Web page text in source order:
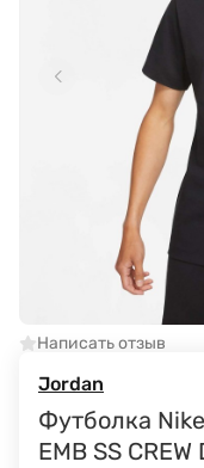
Написать отзыв
Jordan
Футболка
EMB SS